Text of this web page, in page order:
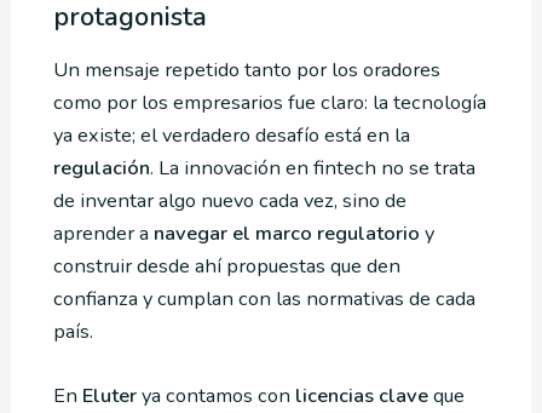
protagonista
Un mensaje repetido tanto por los oradores
como por los empresarios fue claro: la tecnología
ya existe; el verdadero desafío está en la
regulación. La innovación en fintech no se trata
de inventar algo nuevo cada vez, sino de
aprender a navegar el marco regulatorio y
construir desde ahí propuestas que den
confianza y cumplan con las normativas de cada
país.
En Eluterya contamos con licencias claveque